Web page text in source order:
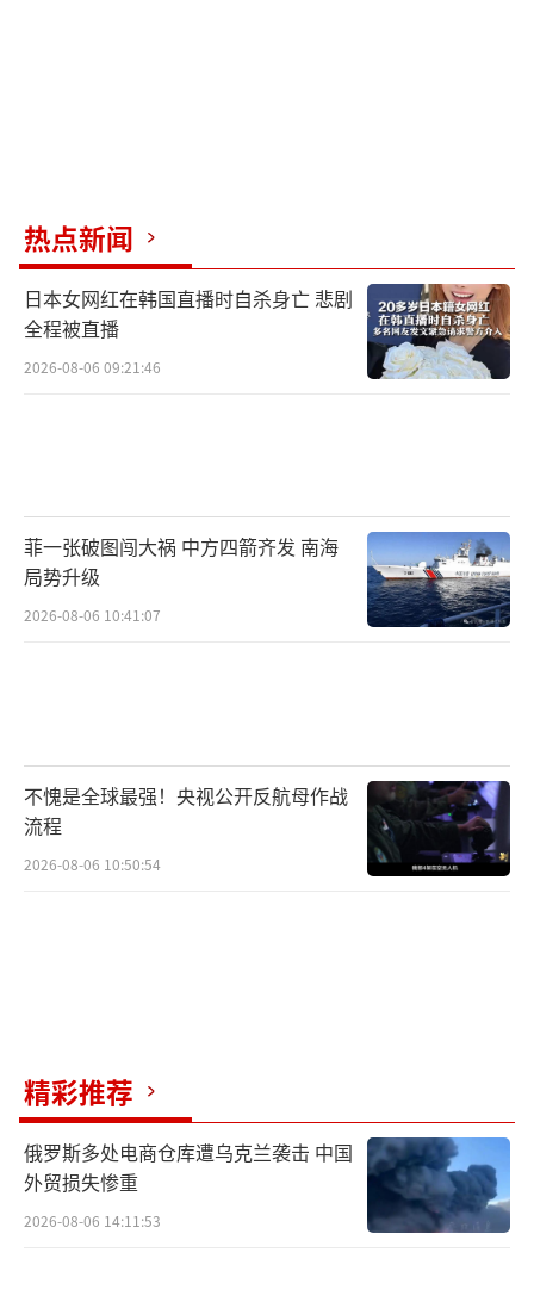
热点新闻
日本女网红在韩国直播时自杀身亡 悲剧
全程被直播
2026-08-06 09:21:46
菲一张破图闯大祸 中方四箭齐发 南海
局势升级
2026-08-06 10:41:07
不愧是全球最强！央视公开反航母作战
流程
2026-08-06 10:50:54
精彩推荐
俄罗斯多处电商仓库遭乌克兰袭击 中国
外贸损失惨重
2026-08-06 14:11:53